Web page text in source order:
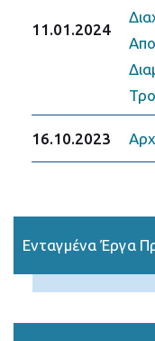
11.01.2024
16.10.2023
Ενταγμένα Έργα